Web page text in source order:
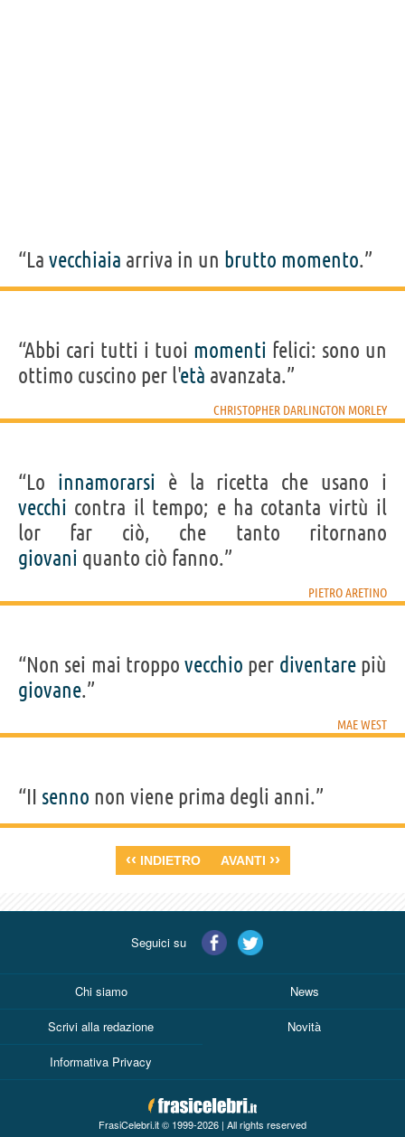
“La vecchiaia arriva in un brutto momento.”
“Abbi cari tutti i tuoi momenti felici: sono un
ottimo cuscino per l'età avanzata.”
CHRISTOPHER DARLINGTON MORLEY
“Lo innamorarsi è la ricetta che usano i
vecchi contra il tempo; e ha cotanta virtù il
lor far ciò, che tanto ritornano
giovani quanto ciò fanno.”
PIETRO ARETINO
“Non sei mai troppovecchio per diventarepiù
giovane.”
MAE WEST
“II senno non viene prima degli anni.”
‹‹ INDIETRO AVANTI ››
Seguici su
Chi siamo News
Scrivi alla redazione Novità
Informativa Privacy
FrasiCelebri.it © 1999-2026 | All rights reserved